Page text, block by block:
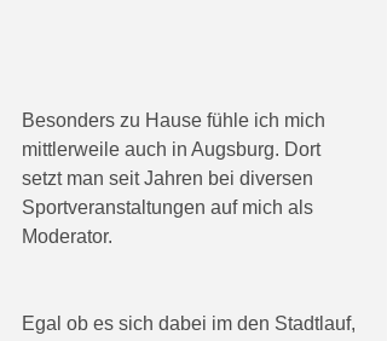
Besonders zu Hause fühle ich mich
mittlerweile auch in Augsburg. Dort
setzt man seit Jahren bei diversen
Sportveranstaltungen auf mich als
Moderator.
Egal ob es sich dabei im den Stadtlauf,